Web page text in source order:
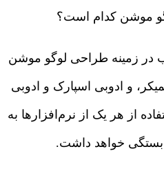
موشن کدام است؟
در زمینه طراحی لوگو موشن
و ادوبی اسپارک و ادوبی
از هر یک از نرم‌افزارها به
بستگی خواهد داشت.